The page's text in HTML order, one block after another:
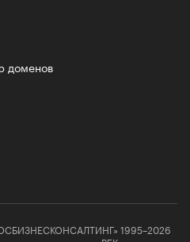
доменов
1995–2026